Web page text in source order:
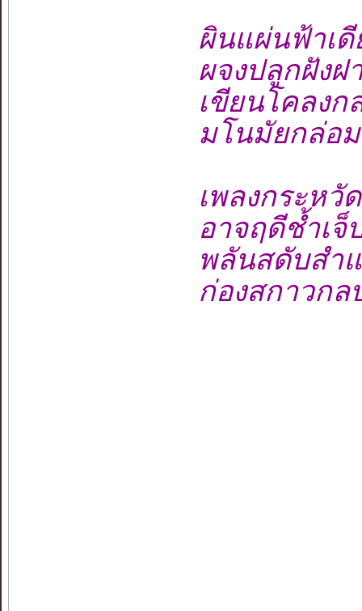
ผินแผ่นฟ้าเดี
ผจงปลูกฝังฝ
เขียนโคลงก
มโนมัยกล่อม
เพลงกระหวัด
อาจฤดีช้ำเจ็
พลันสดับสำแ
ก่องสกาวกล